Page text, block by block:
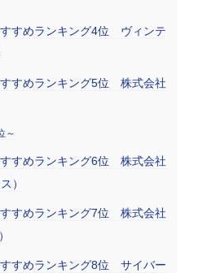
すめランキング4位 ヴィンテ
すめランキング5位 株式会社
～
すめランキング6位 株式会社
）
すめランキング7位 株式会社
すめランキング8位 サイバー